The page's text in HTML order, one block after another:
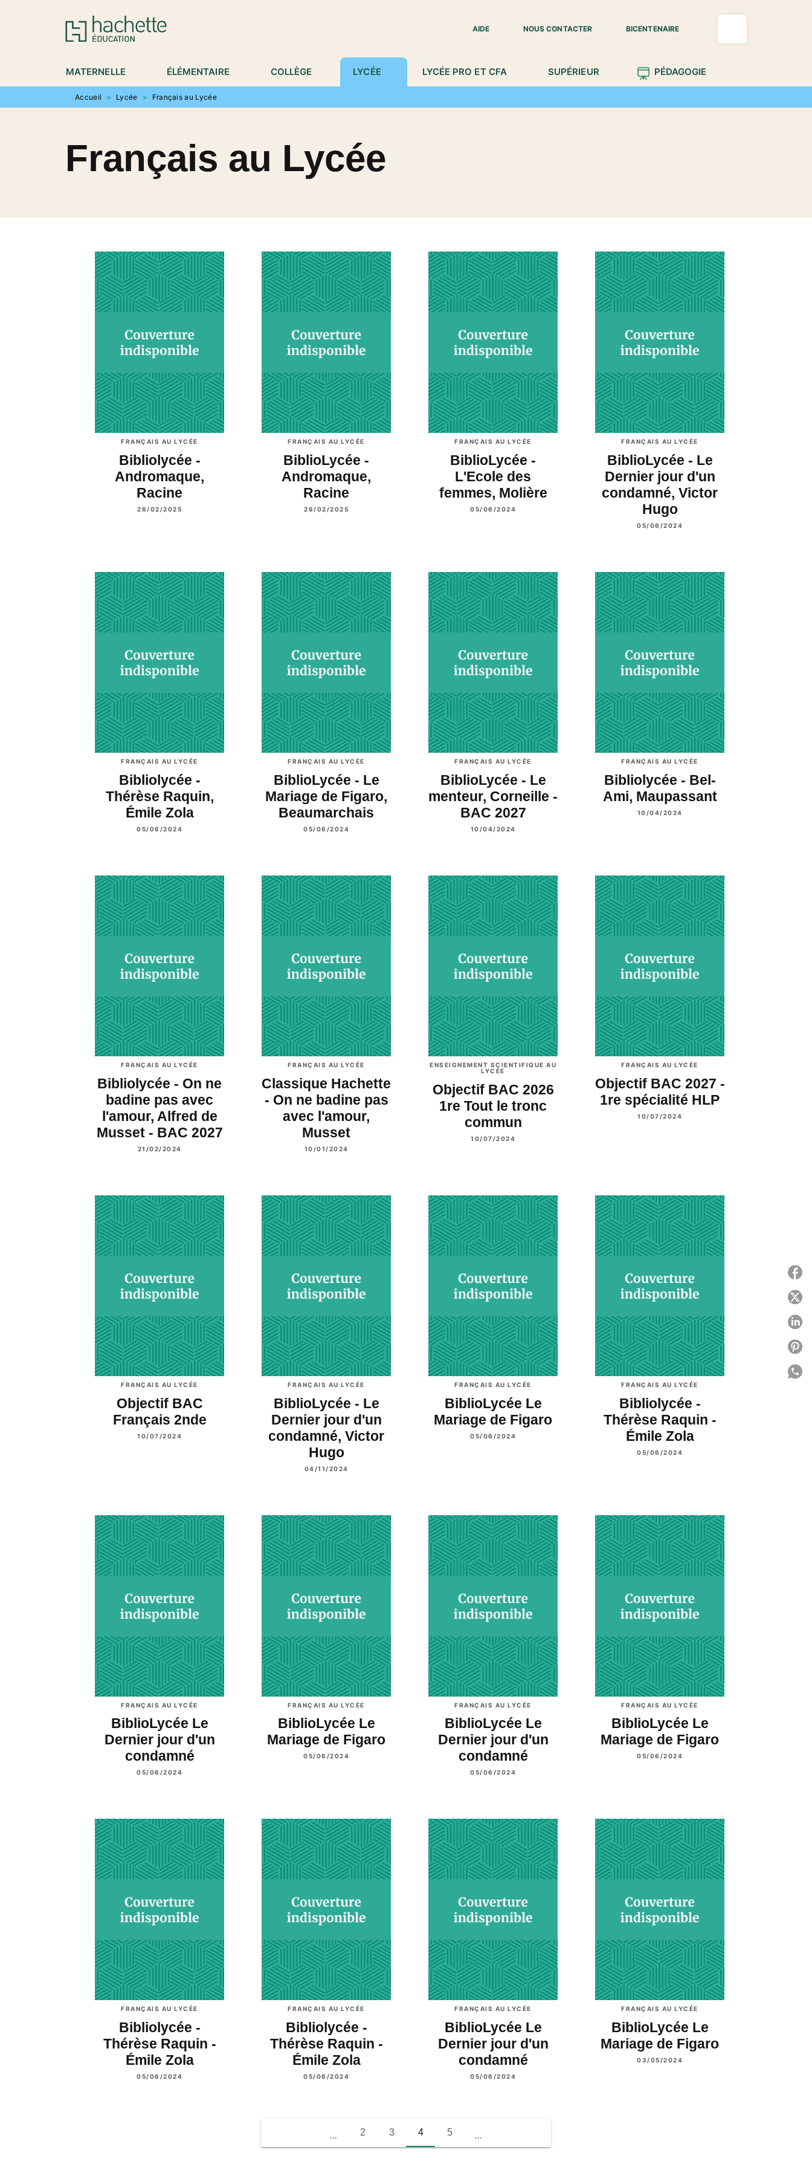
MENU RECHERCHE
AIDE
NOUS CONTACTER BICENTENAIRE
MATERNELLE ÉLÉMENTAIRE COLLÈGE LYCÉE LYCÉE PRO ET CFA SUPÉRIEUR PÉDAGOGIE
Accueil > Lycée > Français au Lycée
Français au Lycée
FRANÇAIS AU LYCÉE
Bibliolycée -
Andromaque,
Racine
26/02/2025
FRANÇAIS AU LYCÉE
BiblioLycée -
Andromaque,
Racine
26/02/2025
FRANÇAIS AU LYCÉE
BiblioLycée -
L'Ecole des
femmes, Molière
05/06/2024
FRANÇAIS AU LYCÉE
BiblioLycée - Le
Dernier jour d'un
condamné, Victor
Hugo
05/06/2024
FRANÇAIS AU LYCÉE
Bibliolycée -
Thérèse Raquin,
Émile Zola
05/06/2024
FRANÇAIS AU LYCÉE
BiblioLycée - Le
Mariage de Figaro,
Beaumarchais
05/06/2024
FRANÇAIS AU LYCÉE
BiblioLycée - Le
menteur, Corneille -
BAC 2027
10/04/2024
FRANÇAIS AU LYCÉE
Bibliolycée - Bel-
Ami, Maupassant
10/04/2024
FRANÇAIS AU LYCÉE
Bibliolycée - On ne
badine pas avec
l'amour, Alfred de
Musset - BAC 2027
21/02/2024
FRANÇAIS AU LYCÉE
Classique Hachette
- On ne badine pas
avec l'amour,
Musset
10/01/2024
ENSEIGNEMENT SCIENTIFIQUE AU
LYCÉE
Objectif BAC 2026
1re Tout le tronc
commun
10/07/2024
FRANÇAIS AU LYCÉE
Objectif BAC 2027 -
1re spécialité HLP
10/07/2024
FRANÇAIS AU LYCÉE
Objectif BAC
Français 2nde
10/07/2024
FRANÇAIS AU LYCÉE
BiblioLycée - Le
Dernier jour d'un
condamné, Victor
Hugo
04/11/2024
FRANÇAIS AU LYCÉE
BiblioLycée Le
Mariage de Figaro
05/06/2024
FRANÇAIS AU LYCÉE
Bibliolycée -
Thérèse Raquin -
Émile Zola
05/06/2024
FRANÇAIS AU LYCÉE
BiblioLycée Le
Dernier jour d'un
condamné
05/06/2024
FRANÇAIS AU LYCÉE
BiblioLycée Le
Mariage de Figaro
05/06/2024
FRANÇAIS AU LYCÉE
BiblioLycée Le
Dernier jour d'un
condamné
05/06/2024
FRANÇAIS AU LYCÉE
BiblioLycée Le
Mariage de Figaro
05/06/2024
FRANÇAIS AU LYCÉE
Bibliolycée -
Thérèse Raquin -
Émile Zola
05/06/2024
FRANÇAIS AU LYCÉE
Bibliolycée -
Thérèse Raquin -
Émile Zola
05/06/2024
FRANÇAIS AU LYCÉE
BiblioLycée Le
Dernier jour d'un
condamné
05/06/2024
FRANÇAIS AU LYCÉE
BiblioLycée Le
Mariage de Figaro
03/05/2024
... 2 3 4 5 ...